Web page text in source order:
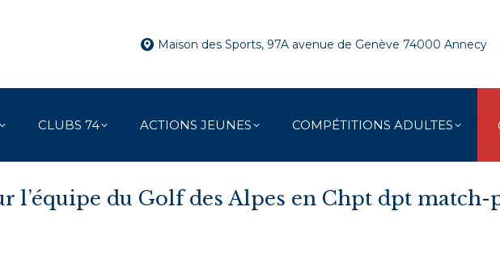
Maison des Sports, 97A avenue de Genève 74000 Annecy
CLUBS 74 ACTIONS JEUNES COMPÉTITIONS ADULTES
l’équipe du Golf des Alpes en Chpt dpt match-